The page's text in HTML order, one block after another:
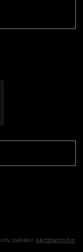
palvelun käyttöehtoihin